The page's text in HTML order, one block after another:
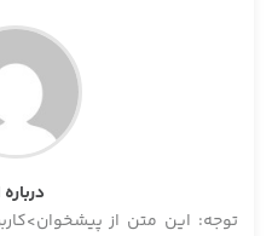
توجه: این متن از